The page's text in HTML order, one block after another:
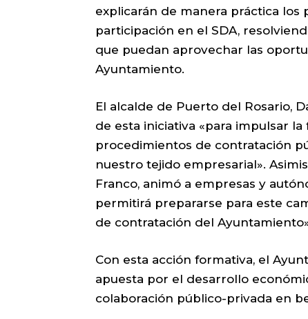
explicarán de manera práctica
participación en el SDA,
que puedan aprovechar las
Ayuntamiento.
El alcalde de Puerto del Rosario,
de esta iniciativa «para impulsar
procedimientos de contratación
nuestro tejido empresarial».
Franco, animó a empresas y
permitirá prepararse para este
de contratación del
Con esta acción formativa, el
apuesta por el desarrollo
colaboración público-privada en